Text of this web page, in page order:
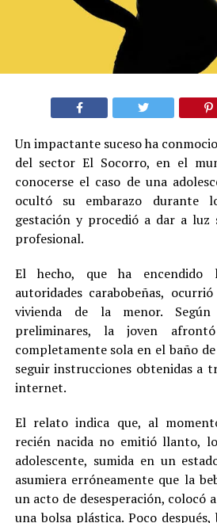
Un impactante suceso ha
del sector El Socorro, en el
conocerse el caso de una
ocultó su embarazo durante
gestación y procedió a dar a luz
profesional.
El hecho, que ha encendido
autoridades carabobeñas,
vivienda de la menor. Según
preliminares, la joven
completamente sola en el baño
seguir instrucciones obtenidas a
internet.
El relato indica que, al
recién nacida no emitió llanto,
adolescente, sumida en un
asumiera erróneamente que la
un acto de desesperación, colocó
una bolsa plástica. Poco